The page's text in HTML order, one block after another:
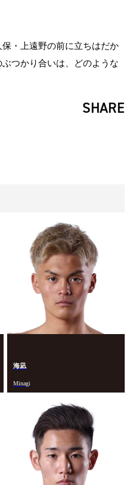
・上遠野の前に立ちはだか
つかり合いは、どのような
SHARE
海凪
Minagi